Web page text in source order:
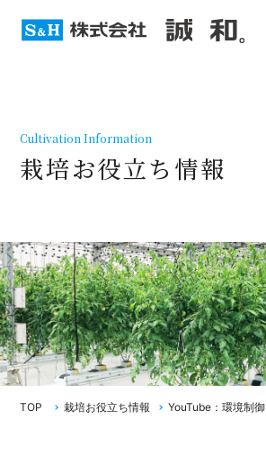
Cultivation Information
栽培お役立ち情報
TOP 栽培お役立ち情報 YouTube：環境制御